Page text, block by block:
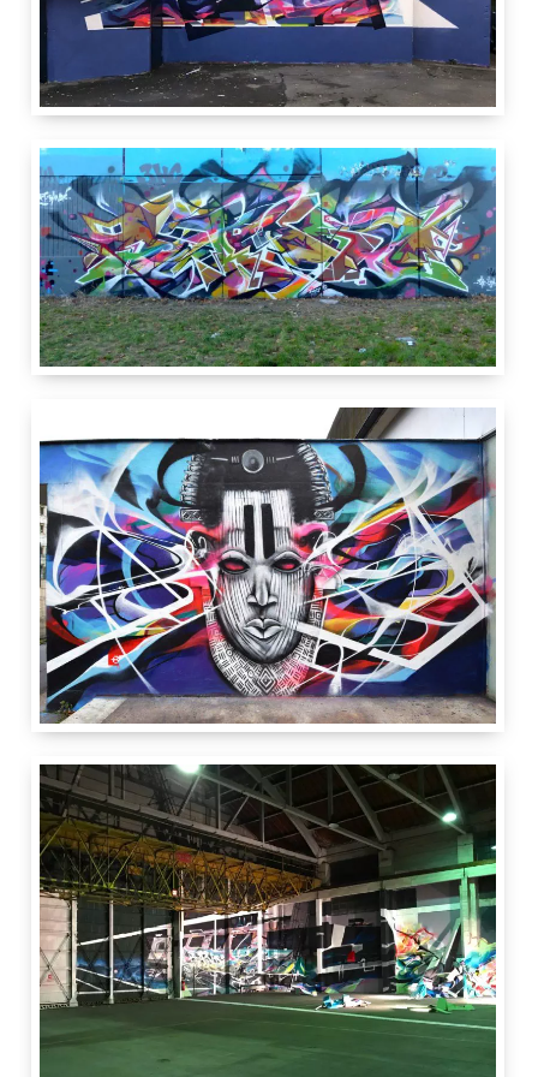
4 m
10 m
Tacos
Quartier Joliot-Curie
Passage
Irène-et-Frédéric Joliot-Curie 94400 Vitry-sur-Seine France
Vitry Art 2 Rue
4 m
10 m
Romain Rolland
1 Rue Louise
Aglaé Crette 94400 Ivry-sur-Seine France
3 m
6 m
SMI
Quartier Joliot-Curie
Passage
Irène-et-Frédéric Joliot-Curie 94400 Vitry-sur-Seine France
Vitry Art 2 Rue